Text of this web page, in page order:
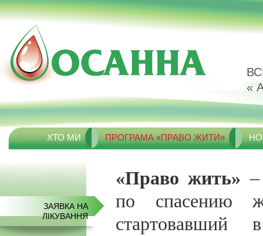
«
ХТО МИ ПРОГРАМА «ПРАВО ЖИТИ»
ЗАЯВКА НА
ЛІКУВАННЯ
«Право жить»
по спасению